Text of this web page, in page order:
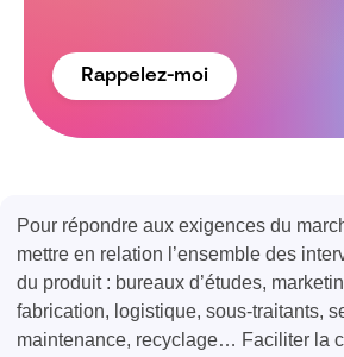
Rappelez-moi
Pour répondre aux exigences du
mettre en relation l’ensemble des
du produit : bureaux d’études,
fabrication, logistique, sous-traitants,
maintenance, recyclage… Faciliter la